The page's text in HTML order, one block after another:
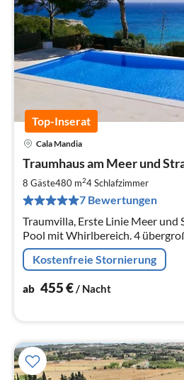
Top-Inserat
Cala Mandia
Traumhaus am Meer und
8 Gäste480 m24Schlafzimmer
7 Bewertungen
Traumvilla, Erste Linie Meer
Pool mit Whirlbereich. 4
Luxus-Bäder davon 2 mit
Kostenfreie Stornierung
ab 455€ / Nacht